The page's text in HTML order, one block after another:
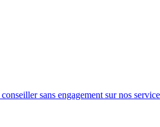
sans engagement sur nos